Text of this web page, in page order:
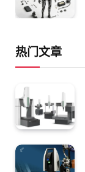
热门文章